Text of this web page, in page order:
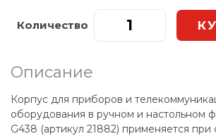
Количество
Описание
Корпус для приборов и
оборудования в ручном и настольном
G438 (артикул 21882) применяется при